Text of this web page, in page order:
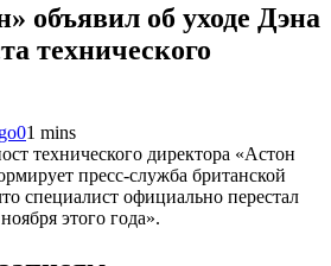
объявил об уходе Дэна
технического
01 mins
технического директора «Астон
пресс-служба британской
специалист официально перестал
этого года».